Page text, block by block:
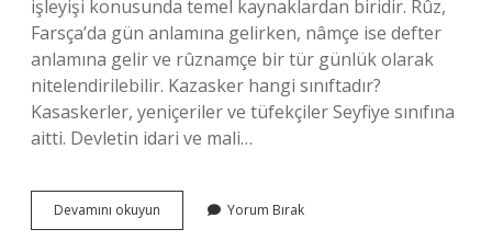
işleyişi konusunda temel kaynaklardan biridir. Rûz,
Farsça’da gün anlamına gelirken, nâmçe ise defter
anlamına gelir ve rûznamçe bir tür günlük olarak
nitelendirilebilir. Kazasker hangi sınıftadır?
Kasaskerler, yeniçeriler ve tüfekçiler Seyfiye sınıfına
aitti. Devletin idari ve mali…
Devamını okuyun Kazasker
Bugünkü
Yorum Bırak